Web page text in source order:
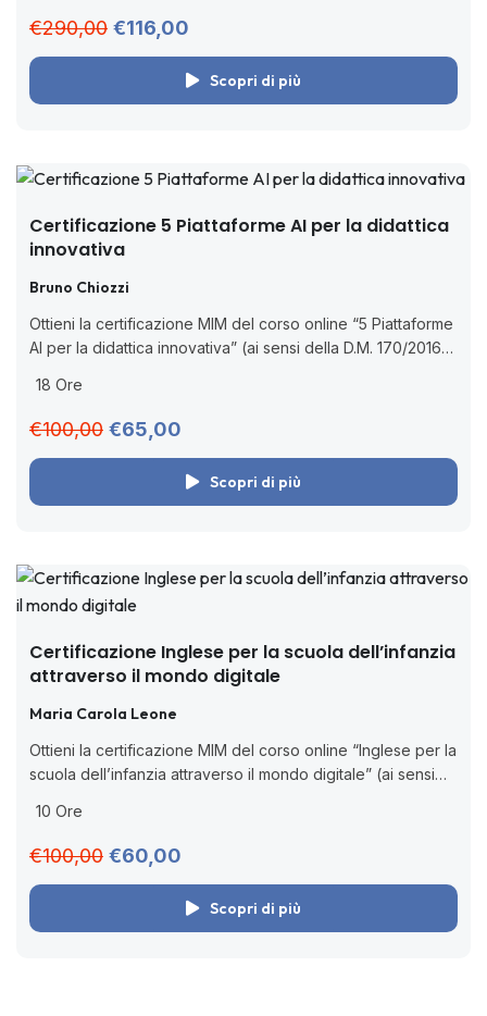
€290,00 €116,00
Scopri di più
Certificazione 5 Piattaforme AI per la didattica
innovativa
Bruno Chiozzi
Ottieni la certificazione MIM del corso online “5 Piattaforme
AI per la didattica innovativa” (ai sensi della D.M. 170/2016).
Curipod e SchoolAI. ...
18 Ore
€100,00 €65,00
Scopri di più
Certificazione Inglese per la scuola dell’infanzia
attraverso il mondo digitale
Maria Carola Leone
Ottieni la certificazione MIM del corso online “Inglese per la
scuola dell’infanzia attraverso il mondo digitale” (ai sensi
scadenza. Acquista adesso, concludi...
10 Ore
€100,00 €60,00
Scopri di più